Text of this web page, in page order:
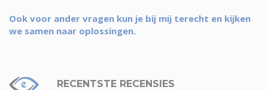
Ook voor ander vragen kun je bij mij terecht en kijken
we samen naar oplossingen.
RECENTSTE RECENSIES